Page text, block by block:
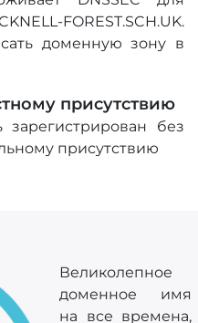
FOREST.SCH.UK.
доменную зону в
присутствию
без
присутствию
Великолепное
доменное имя
на все времена,